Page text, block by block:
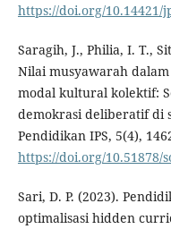
https://doi.org/10.14421/
Saragih, J., Philia, I. T.,
Nilai musyawarah
modal kultural kolektif:
demokrasi deliberatif di
Pendidikan IPS, 5(4),
https://doi.org/10.51878/
Sari, D. P. (2023).
optimalisasi hidden